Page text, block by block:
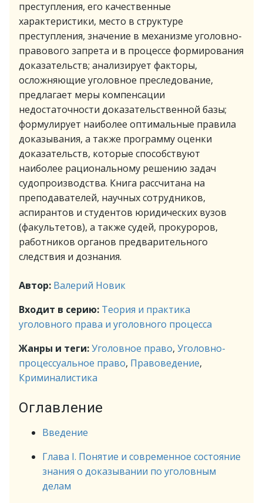
преступления, его качественные
характеристики, место в структуре
преступления, значение в механизме уголовно-
правового запрета и в процессе формирования
доказательств; анализирует факторы,
осложняющие уголовное преследование,
предлагает меры компенсации
недостаточности доказательственной базы;
формулирует наиболее оптимальные правила
доказывания, а также программу оценки
доказательств, которые способствуют
наиболее рациональному решению задач
судопроизводства. Книга рассчитана на
преподавателей, научных сотрудников,
аспирантов и студентов юридических вузов
(факультетов), а также судей, прокуроров,
работников органов предварительного
следствия и дознания.
Автор: Валерий Новик
Входит в серию: Теория и практика
уголовного права и уголовного процесса
Жанры и теги:Уголовное право, Уголовно-
процессуальное право, Правоведение,
Криминалистика
Оглавление
Введение
Глава I. Понятие и современное состояние
знания о доказывании по уголовным
делам